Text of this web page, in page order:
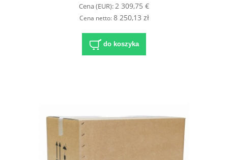
Cena (EUR):2 309,75 €
Cena netto:8 250,13 zł
do koszyka